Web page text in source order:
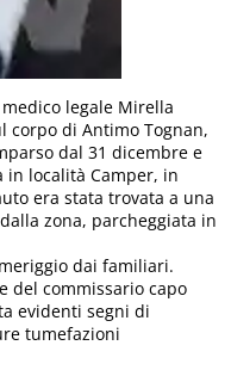
legale Mirella
corpo di Antimo Tognan,
dal 31 dicembre e
località Camper, in
era stata trovata a una
zona, parcheggiata in
dai familiari.
del commissario capo
evidenti segni di
tumefazioni